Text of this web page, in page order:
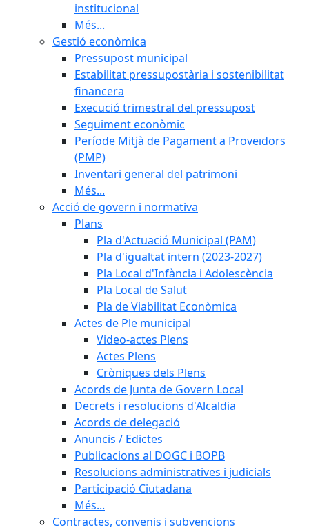
institucional
Més...
Gestió econòmica
Pressupost municipal
Estabilitat pressupostària i sostenibilitat
financera
Execució trimestral del pressupost
Seguiment econòmic
Període Mitjà de Pagament a Proveïdors
(PMP)
Inventari general del patrimoni
Més...
Acció de govern i normativa
Plans
Pla d'Actuació Municipal (PAM)
Pla d'igualtat intern (2023-2027)
Pla Local d'Infància i Adolescència
Pla Local de Salut
Pla de Viabilitat Econòmica
Actes de Ple municipal
Video-actes Plens
Actes Plens
Cròniques dels Plens
Acords de Junta de Govern Local
Decrets i resolucions d'Alcaldia
Acords de delegació
Anuncis / Edictes
Publicacions al DOGC i BOPB
Resolucions administratives i judicials
Participació Ciutadana
Més...
Contractes, convenis i subvencions